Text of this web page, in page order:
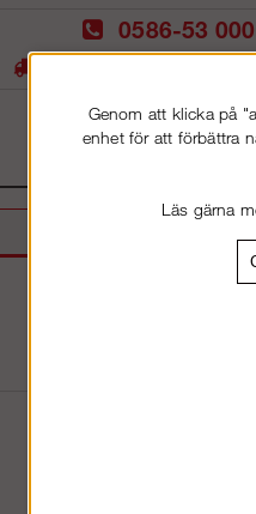
0586-53 000
Genom att klicka på
enhet för att förbättra
Läs gärna